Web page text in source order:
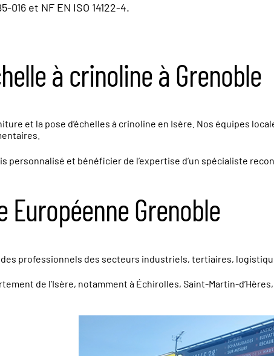
et NF EN ISO 14122-4.
à crinoline à Grenoble
et la pose d’échelles à crinoline en Isère. Nos équipes
personnalisé et bénéficier de l’expertise d’un spécialiste
Européenne Grenoble
professionnels des secteurs industriels, tertiaires,
de l’Isère, notamment à Échirolles, Saint-Martin-